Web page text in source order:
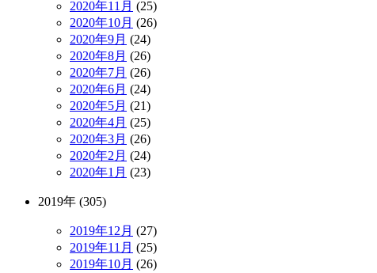
2020年11月 (25)
2020年10月 (26)
2020年9月 (24)
2020年8月 (26)
2020年7月 (26)
2020年6月 (24)
2020年5月 (21)
2020年4月 (25)
2020年3月 (26)
2020年2月 (24)
2020年1月 (23)
2019年 (305)
2019年12月 (27)
2019年11月 (25)
2019年10月 (26)